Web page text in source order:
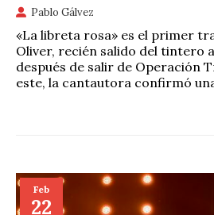
Pablo Gálvez
«La libreta rosa» es el primer
Oliver, recién salido del tintero
después de salir de Operación
este, la cantautora confirmó
Feb
22